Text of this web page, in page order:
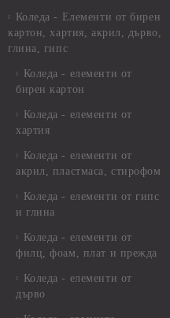
Коледа - Eлементи от бирен
картон, хартия, акрил, дърво,
глина, гипс
Коледа - елементи от
бирен картон
Коледа - елементи от
хартия
Коледа - елементи от
акрил, пластмаса, стирофом
Коледа - елементи от гипс
и глина
Коледа - елементи от
филц, фоам, плат и прежда
Коледа - елементи от
дърво